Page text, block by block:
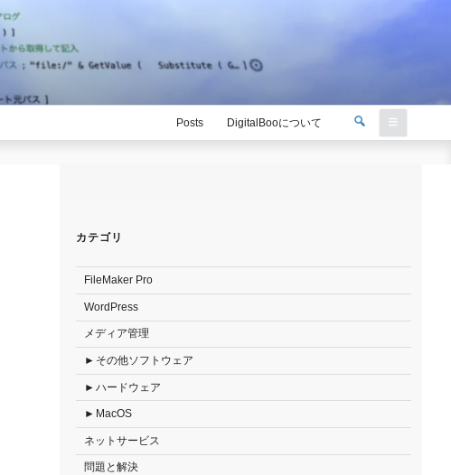
Posts
DigitalBooについて
検
検
索
カテゴリ
FileMaker Pro
WordPress
メディア管理
その他ソフトウェア
ハードウェア
MacOS
ネットサービス
問題と解決